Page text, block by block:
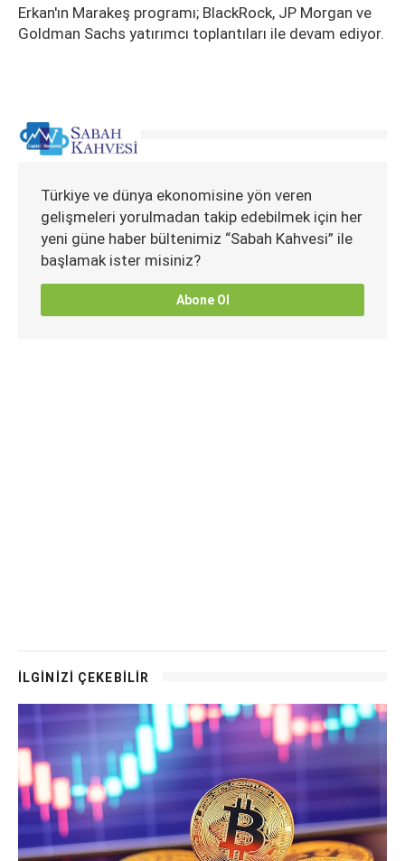
Erkan'ın Marakeş programı; BlackRock, JP Morgan ve
Goldman Sachs yatırımcı toplantıları ile devam ediyor.
Türkiye ve dünya ekonomisine yön veren
gelişmeleri yorulmadan takip edebilmek için her
yeni güne haber bültenimiz “Sabah Kahvesi” ile
başlamak ister misiniz?
Abone Ol
İLGİNİZİ ÇEKEBİLİR